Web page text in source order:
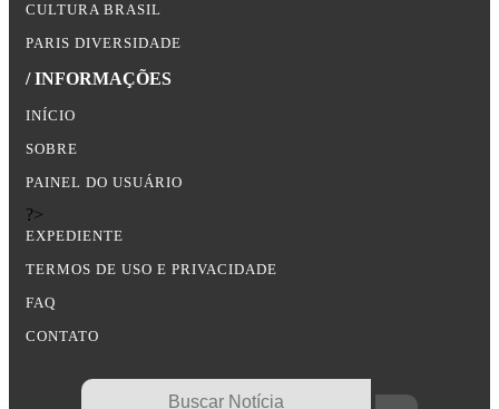
CULTURA BRASIL
PARIS DIVERSIDADE
/ INFORMAÇÕES
INÍCIO
SOBRE
PAINEL DO USUÁRIO
?>
EXPEDIENTE
TERMOS DE USO E PRIVACIDADE
FAQ
CONTATO